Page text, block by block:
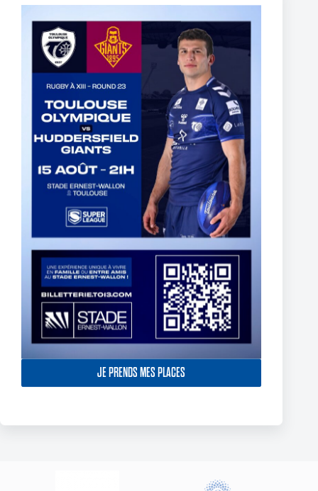
JE PRENDS MES PLACES
Thomas Lacans s’engage avec le Toulouse Olympique
5 mars 2025
York Knights – Toulouse Olympique – Dans la douleur le TO